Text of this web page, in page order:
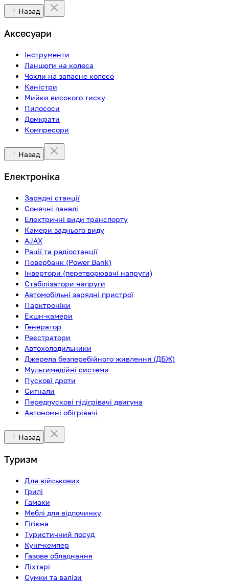
Назад
Аксесуари
Інструменти
Ланцюги на колеса
Чохли на запасне колесо
Каністри
Мийки високого тиску
Пилососи
Домкрати
Компресори
Назад
Електроніка
Зарядні станції
Сонячні панелі
Електричні види транспорту
Камери заднього виду
AJAX
Рації та радіостанції
Повербанк (Power Bank)
Інвертори (перетворювачі напруги)
Стабілізатори напруги
Автомобільні зарядні пристрої
Парктроніки
Екшн-камери
Генератор
Реєстратори
Автохолодильники
Джерела безперебійного живлення (ДБЖ)
Мультимедійні системи
Пускові дроти
Сигнали
Передпускові підігрівачі двигуна
Автономні обігрівачі
Назад
Туризм
Для військових
Грилі
Гамаки
Меблі для відпочинку
Гігієна
Туристичний посуд
Кунг-кемпер
Газове обладнання
Ліхтарі
Сумки та валізи